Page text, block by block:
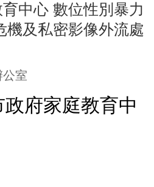
中心 數位性別暴力
機及私密影像外流處
室
府家庭教育中